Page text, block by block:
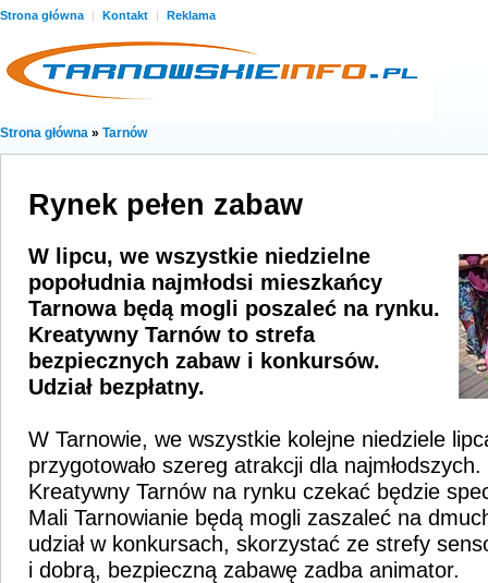
Strona główna | Kontakt | Reklama
Strona główna » Tarnów
Rynek pełen zabaw
W lipcu, we wszystkie niedzielne
popołudnia najmłodsi mieszkańcy
Tarnowa będą mogli poszaleć na rynku.
Kreatywny Tarnów to strefa
bezpiecznych zabaw i konkursów.
Udział bezpłatny.
W Tarnowie, we wszystkie kolejne niedziele
przygotowało szereg atrakcji dla
Kreatywny Tarnów na rynku czekać będzie
Mali Tarnowianie będą mogli zaszaleć na
udział w konkursach, skorzystać ze strefy
i dobrą, bezpieczną zabawę zadba animator.